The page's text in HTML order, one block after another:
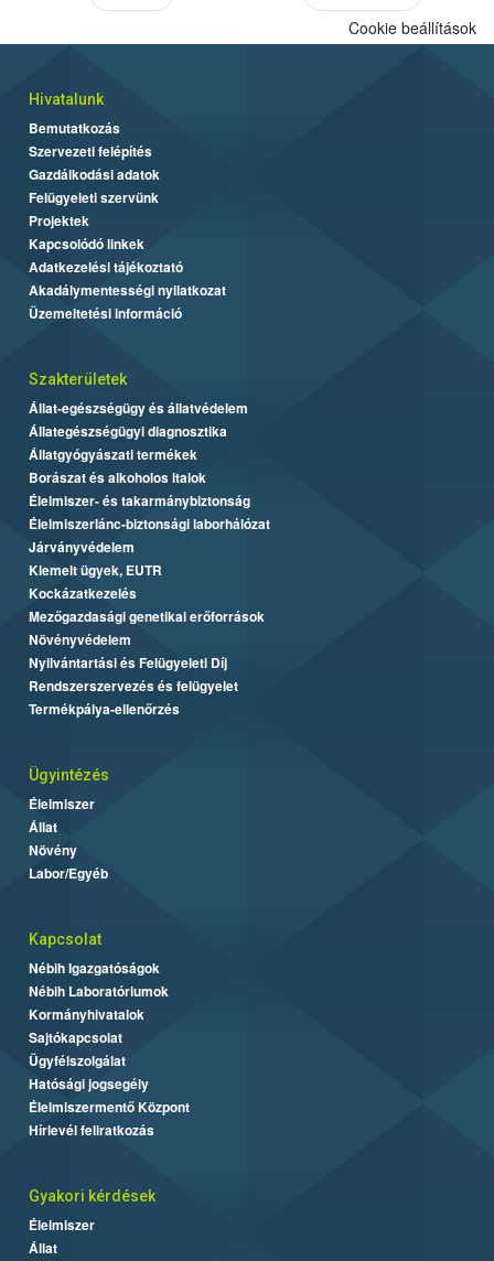
Cookie beállítások
Hivatalunk
Bemutatkozás
Szervezeti felépítés
Gazdálkodási adatok
Felügyeleti szervünk
Projektek
Kapcsolódó linkek
Adatkezelési tájékoztató
Akadálymentességi nyilatkozat
Üzemeltetési információ
Szakterületek
Állat-egészségügy és állatvédelem
Állategészségügyi diagnosztika
Állatgyógyászati termékek
Borászat és alkoholos italok
Élelmiszer- és takarmánybiztonság
Élelmiszerlánc-biztonsági laborhálózat
Járványvédelem
Kiemelt ügyek, EUTR
Kockázatkezelés
Mezőgazdasági genetikai erőforrások
Növényvédelem
Nyilvántartási és Felügyeleti Díj
Rendszerszervezés és felügyelet
Termékpálya-ellenőrzés
Ügyintézés
Élelmiszer
Állat
Növény
Labor/Egyéb
Kapcsolat
Nébih Igazgatóságok
Nébih Laboratóriumok
Kormányhivatalok
Sajtókapcsolat
Ügyfélszolgálat
Hatósági jogsegély
Élelmiszermentő Központ
Hírlevél feliratkozás
Gyakori kérdések
Élelmiszer
Állat